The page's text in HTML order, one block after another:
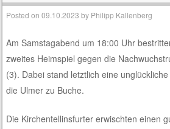
Posted on09.10.2023 by Philipp Kallenberg
Am Samstagabend um 18:00 Uhr
zweites Heimspiel gegen die
(3). Dabei stand letztlich eine
die Ulmer zu Buche.
Die Kirchentellinsfurter erwischten einen